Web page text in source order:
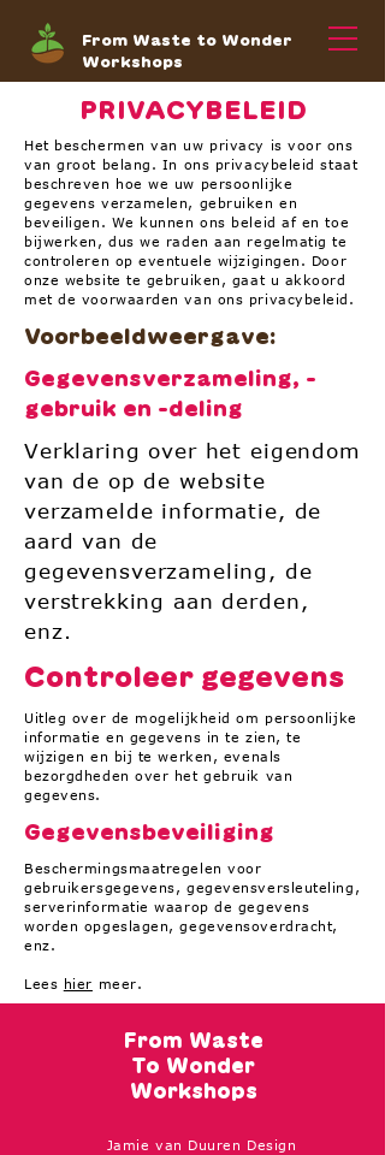
From Waste to Wonder
Workshops
PRIVACYBELEID
Het beschermen van uw privacy is voor ons
van groot belang. In ons privacybeleid staat
beschreven hoe we uw persoonlijke
gegevens verzamelen, gebruiken en
beveiligen. We kunnen ons beleid af en toe
bijwerken, dus we raden aan regelmatig te
controleren op eventuele wijzigingen. Door
onze website te gebruiken, gaat u akkoord
met de voorwaarden van ons privacybeleid.
Voorbeeldweergave:
Gegevensverzameling, -
gebruik en -deling
Verklaring over het eigendom
van de op de website
verzamelde informatie, de
aard van de
gegevensverzameling, de
verstrekking aan derden,
enz.
Controleer gegevens
Uitleg over de mogelijkheid om persoonlijke
informatie en gegevens in te zien, te
wijzigen en bij te werken, evenals
bezorgdheden over het gebruik van
gegevens.
Gegevensbeveiliging
Beschermingsmaatregelen voor
gebruikersgegevens, gegevensversleuteling,
serverinformatie waarop de gegevens
worden opgeslagen, gegevensoverdracht,
enz.
Lees hier meer.
From Waste
To Wonder
Workshops
Jamie van Duuren Design